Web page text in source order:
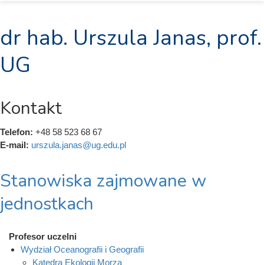
dr hab. Urszula Janas, prof.
UG
Kontakt
Telefon: +48 58 523 68 67
E-mail: urszula.janas@ug.edu.pl
Stanowiska zajmowane w
jednostkach
Profesor uczelni
Wydział Oceanografii i Geografii
Katedra Ekologii Morza